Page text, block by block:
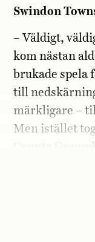
Swindon
– Väldigt,
kom nästan
brukade spela
till
märkligare –
Men istället